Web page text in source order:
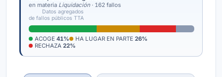
en materia Liquidación · 162 fallos
Datos agregados
de fallos públicos TTA
ACOGE 41% HA LUGAR EN PARTE 26%
RECHAZA 22%